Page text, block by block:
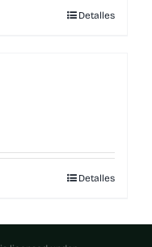
Detalles
Detalles